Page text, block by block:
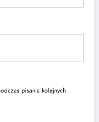
pisania kolejnych